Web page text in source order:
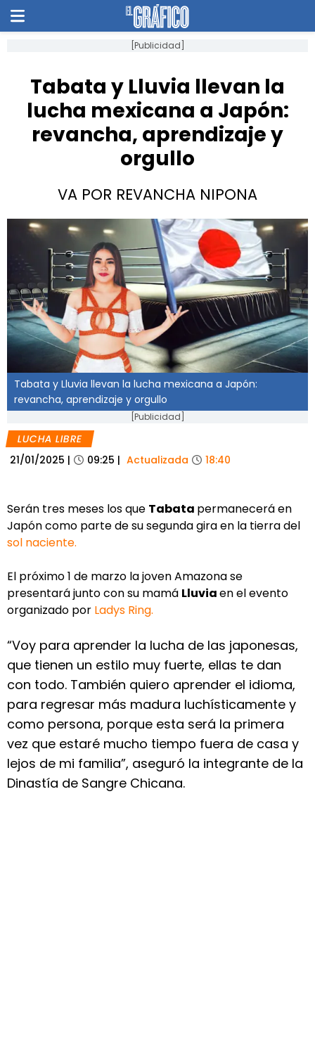
[Publicidad]
Tabata y Lluvia llevan la
lucha mexicana a Japón:
revancha, aprendizaje y
orgullo
VA POR REVANCHA NIPONA
Tabata y Lluvia llevan la lucha mexicana a Japón:
revancha, aprendizaje y orgullo
[Publicidad]
LUCHA LIBRE
21/01/2025 | 09:25 | Actualizada 18:40
Serán tres meses los que Tabata permanecerá en
Japón como parte de su segunda gira en la tierra del
sol naciente.
El próximo 1 de marzo la joven Amazona se
presentará junto con su mamá Lluviaen el evento
organizado por Ladys Ring.
“Voy para aprender la lucha de las japonesas,
que tienen un estilo muy fuerte, ellas te dan
con todo. También quiero aprender el idioma,
para regresar más madura luchísticamente y
como persona, porque esta será la primera
vez que estaré mucho tiempo fuera de casa y
lejos de mi familia”, aseguró la integrante de la
Dinastía de Sangre Chicana.